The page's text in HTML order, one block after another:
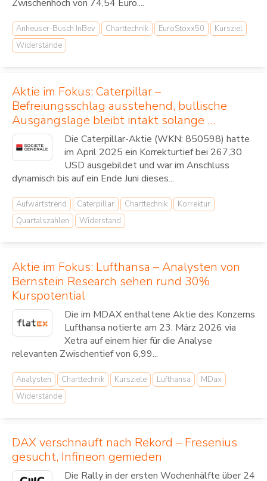
Zwischenhoch von 74,54 Euro....
Anheuser-Busch InBev Charttechnik EuroStoxx50
Kursziel
Widerstände
Aktie im Fokus: Caterpillar –
Befreiungsschlag ausstehend, bullische
Ausgangslage bleibt intakt solange …
Die Caterpillar-Aktie (WKN: 850598) hatte
im April 2025 ein Korrekturtief bei 267,30
USD ausgebildet und war im Anschluss
dynamisch bis auf ein Ende Juni dieses...
Aufwärtstrend Caterpillar Charttechnik
Korrektur
Quartalszahlen
Widerstand
Aktie im Fokus: Lufthansa – Analysten von
Bernstein Research sehen rund 30%
Kurspotential
Die im MDAX enthaltene Aktie des Konzerns
Lufthansa notierte am 23. März 2026 via
Xetra auf einem hier für die Analyse
relevanten Zwischentief von 6,99...
Analysten Charttechnik Kursziele Lufthansa
MDax
Widerstände
DAX verschnauft nach Rekord – Fresenius
gesucht, Infineon gemieden
Die Rally in der ersten Wochenhälfte über 24